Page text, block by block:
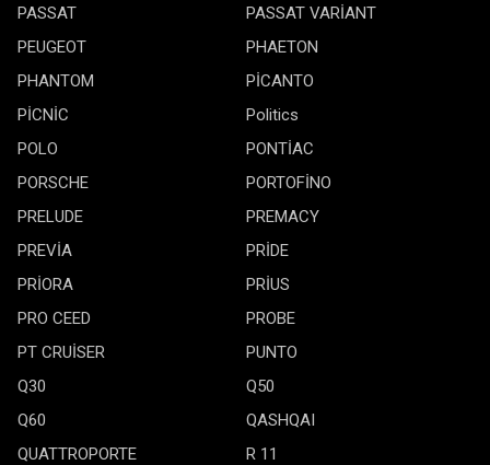
PASSAT
PASSAT VARİANT
PEUGEOT
PHAETON
PHANTOM
PİCANTO
PİCNİC
Politics
POLO
PONTİAC
PORSCHE
PORTOFİNO
PRELUDE
PREMACY
PREVİA
PRİDE
PRİORA
PRİUS
PRO CEED
PROBE
PT CRUİSER
PUNTO
Q30
Q50
Q60
QASHQAI
QUATTROPORTE
R 11